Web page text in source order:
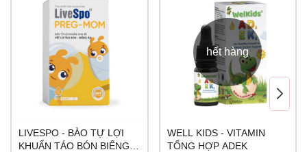
LIVESPO - BÀO TỰ LỢI
KHUẨN TÁO BÓN BIẾNG
hết hàng
WELL KIDS - VITAMIN
TỔNG HỢP ADEK